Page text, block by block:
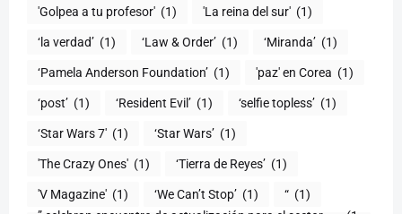
'Golpea a tu profesor' (1) 'La reina del sur' (1)
‘la verdad’ (1) ‘Law & Order’ (1) ‘Miranda’ (1)
‘Pamela Anderson Foundation’ (1) 'paz' en Corea (1)
‘post’ (1) ‘Resident Evil’ (1) ‘selfie topless’ (1)
‘Star Wars 7′ (1) ‘Star Wars’ (1)
'The Crazy Ones' (1) ‘Tierra de Reyes’ (1)
'V Magazine' (1) ‘We Can’t Stop’ (1) “ (1)